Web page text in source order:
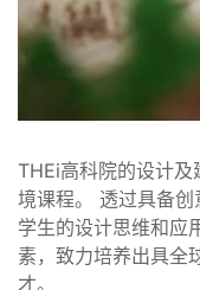
THEi高科院的设计
境课程。 透过具备
学生的设计思维和应
素，致力培养出具全
才。